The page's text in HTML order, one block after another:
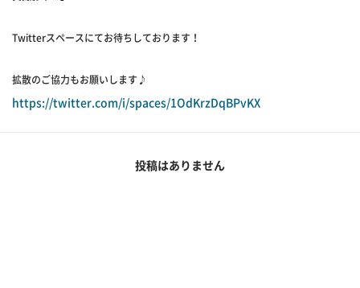
Twitterスペースにてお待ちしております！
拡散のご協力もお願いします♪
https://twitter.com/i/spaces/1OdKrzDqBPvKX
投稿はありません